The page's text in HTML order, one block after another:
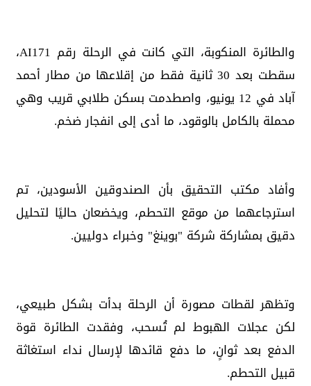
والطائرة المنكوبة، التي كانت في الرحلة رقم AI171،
سقطت بعد 30 ثانية فقط من إقلاعها من مطار أحمد
آباد في 12 يونيو، واصطدمت بسكن طلابي قريب وهي
محملة بالكامل بالوقود، ما أدى إلى انفجار ضخم.
وأفاد مكتب التحقيق بأن الصندوقين الأسودين، تم
استرجاعهما من موقع التحطم، ويخضعان حاليًا لتحليل
دقيق بمشاركة شركة "بوينغ" وخبراء دوليين.
وتظهر لقطات مصورة أن الرحلة بدأت بشكل طبيعي،
لكن عجلات الهبوط لم تُسحب، وفقدت الطائرة قوة
الدفع بعد ثوانٍ، ما دفع قائدها لإرسال نداء استغاثة
قبيل التحطم.